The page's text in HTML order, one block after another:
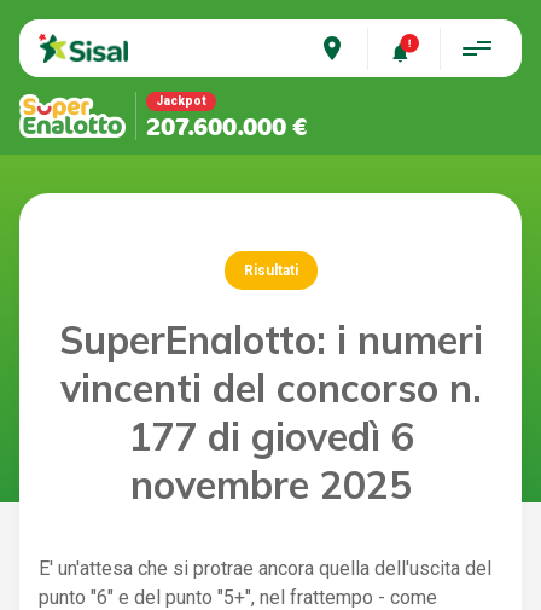
place
Jackpot
207.600.000 €
Risultati
SuperEnalotto: i numeri
vincenti del concorso n.
177 di giovedì 6
novembre 2025
E' un'attesa che si protrae ancora quella dell'uscita del
punto "6" e del punto "5+", nel frattempo - come